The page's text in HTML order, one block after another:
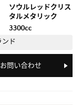
ソウルレッドクリス
タルメタリック
3300cc
ド
お問い合わせ